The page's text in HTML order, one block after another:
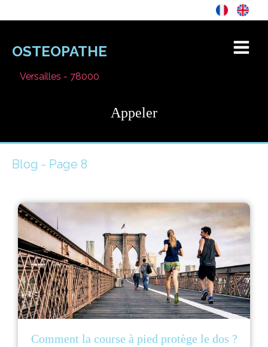
OSTEOPATHE
Versailles - 78000
Appeler
Blog - Page 8
Comment la course à pied protège le dos ?